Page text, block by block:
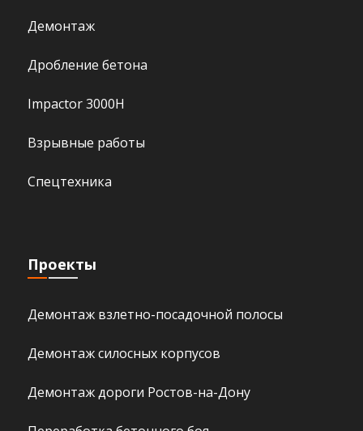
Демонтаж
Дробление бетона
Impactor 3000H
Взрывные работы
Спецтехника
Проекты
Демонтаж взлетно-посадочной полосы
Демонтаж силосных корпусов
Демонтаж дороги Ростов-на-Дону